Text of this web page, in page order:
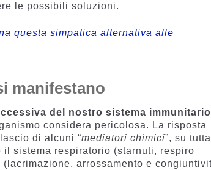
le possibili soluzioni.
questa simpatica alternativa alle
manifestano
del nostro sistema
considera pericolosa. La risposta
di alcuni “mediatori chimici”, su tutta
il sistema respiratorio (starnuti, respiro
arrossamento e